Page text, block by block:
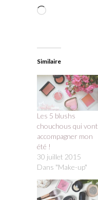
Similaire
Les 5 blushs
chouchous qui vont
accompagner mon
été !
30 juillet 2015
Dans "Make-up"